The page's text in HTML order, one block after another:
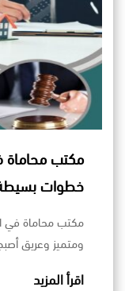
خطوات
مكتب محاماة في
ومتميز وعريق
اقرأ المزيد